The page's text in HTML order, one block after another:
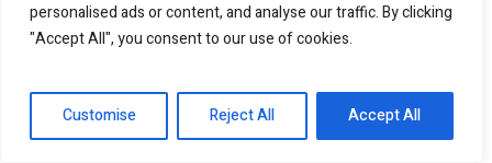
personalised ads or content, and analyse our traffic. By clicking
"Accept All", you consent to our use of cookies.
Customise Reject All Accept All